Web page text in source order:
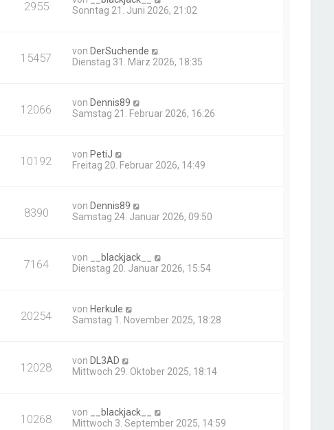
2955
Sonntag 21. Juni 2026, 21:02
15457 von DerSuchende
Dienstag 31. März 2026, 18:35
12066 von Dennis89
Samstag 21. Februar 2026, 16:26
10192 von PetiJ
Freitag 20. Februar 2026, 14:49
8390 von Dennis89
Samstag 24. Januar 2026, 09:50
7164 von
__blackjack__
Dienstag 20. Januar 2026, 15:54
20254 von Herkule
Samstag 1. November 2025, 18:28
12028 von DL3AD
Mittwoch 29. Oktober 2025, 18:14
10268 von
__blackjack__
Mittwoch 3. September 2025, 14:59